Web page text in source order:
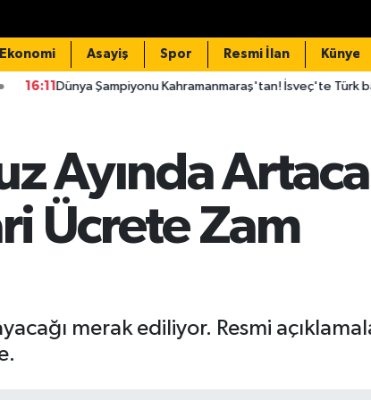
Ekonomi Asayiş Spor Resmi İlan Künye
Kahramanmaraş'tan! İsveç'te Türk bayrağını
Ayında
Ücrete Zam
merak ediliyor. Resmi